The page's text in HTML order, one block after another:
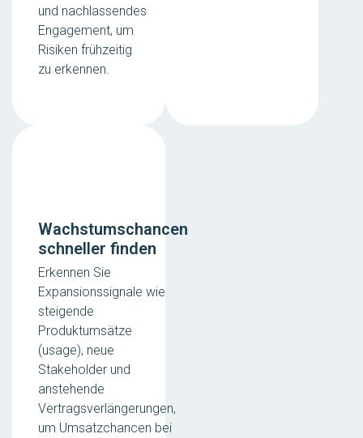
und nachlassendes
Engagement, um
Risiken frühzeitig
zu erkennen.
Wachstumschancen
schneller finden
Erkennen Sie
Expansionssignale wie
steigende
Produktumsätze
(usage), neue
Stakeholder und
anstehende
Vertragsverlängerungen,
um Umsatzchancen bei